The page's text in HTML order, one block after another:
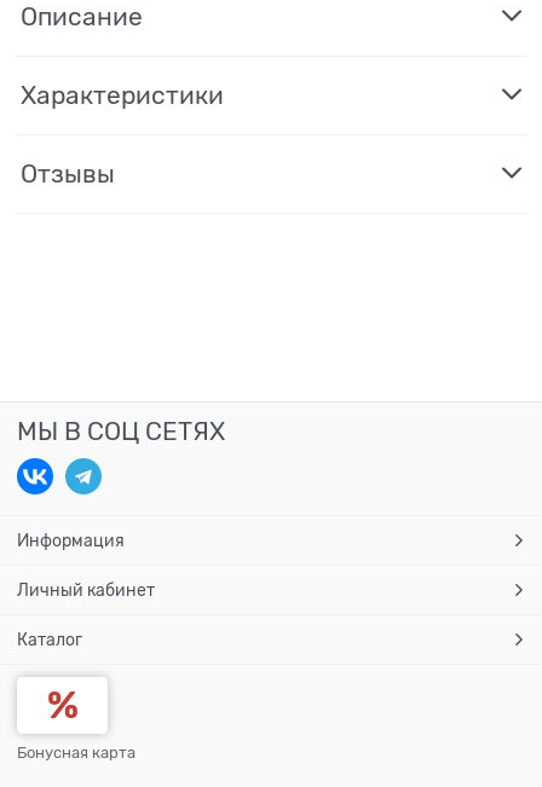
Описание
Характеристики
Отзывы
МЫ В СОЦ СЕТЯХ
Информация
Личный кабинет
Каталог
Бонусная карта